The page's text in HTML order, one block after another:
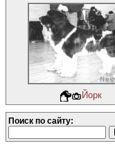
Йорк
Поиск по сайту: